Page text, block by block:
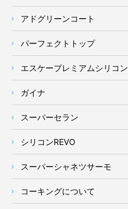
アドグリーンコート
パーフェクトトップ
エスケープレミアムシリコン
ガイナ
スーパーセラン
シリコンREVO
スーパーシャネツサーモ
コーキングについて